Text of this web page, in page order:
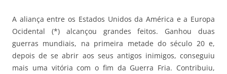
A aliança entre os Estados Unidos da América e a Europa
Ocidental (*) alcançou grandes feitos. Ganhou duas
guerras mundiais, na primeira metade do século 20 e,
depois de se abrir aos seus antigos inimigos, conseguiu
mais uma vitória com o fim da Guerra Fria. Contribuiu,